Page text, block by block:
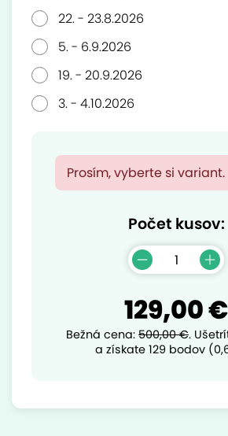
22. - 23.8.2026
5. - 6.9.2026
19. - 20.9.2026
3. - 4.10.2026
Prosím, vyberte si variant.
Počet kusov:
129,00 €
Bežná cena: 500,00 €.
a získate 129 bodov